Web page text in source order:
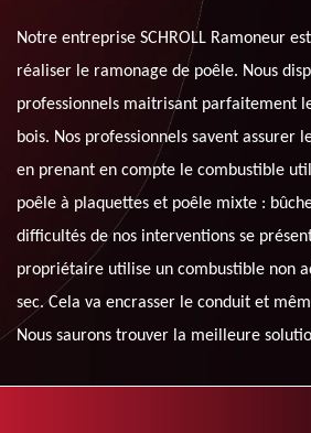
Notre entreprise SCHROLL Ramoneur
réaliser le ramonage de poêle. Nous
professionnels maitrisant parfaitement
bois. Nos professionnels savent assurer
en prenant en compte le combustible
poêle à plaquettes et poêle mixte :
difficultés de nos interventions se
propriétaire utilise un combustible non
sec. Cela va encrasser le conduit et
Nous saurons trouver la meilleure